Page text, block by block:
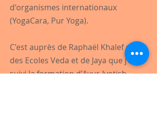
d'organismes internationaux
(YogaCara, Pur Yoga).
C'est auprès de Raphaël Khalef et
des Ecoles Veda et de Jaya que j'ai
suivi la formation d'Ayur-Jyotish.